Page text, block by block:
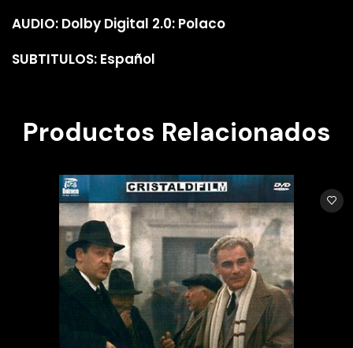
AUDIO: Dolby Digital 2.0: Polaco
SUBTITULOS: Español
Productos Relacionados